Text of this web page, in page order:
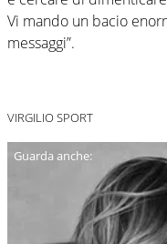
Vi mando un bacio
messaggi”.
VIRGILIO SPORT